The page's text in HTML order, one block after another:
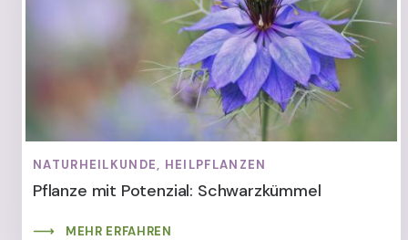
NATURHEILKUNDE, HEILPFLANZEN
Pflanze mit Potenzial: Schwarzkümmel
MEHR ERFAHREN